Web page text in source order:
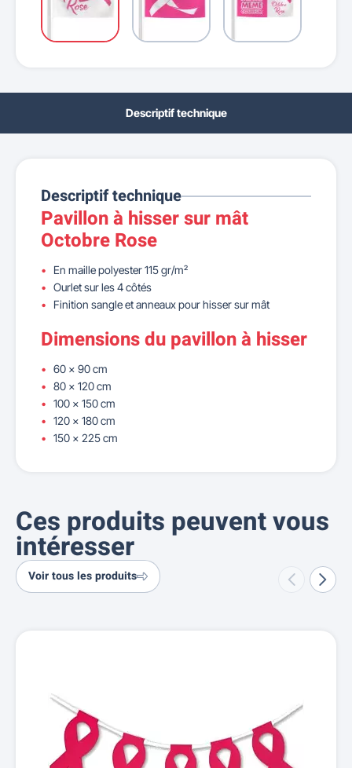
Descriptif technique
Descriptif technique
Pavillon à hisser sur mât
Octobre Rose
En maille polyester 115 gr/m²
Ourlet sur les 4 côtés
Finition sangle et anneaux pour hisser sur mât
Dimensions du pavillon à hisser
60 x 90 cm
80 x 120 cm
100 x 150 cm
120 x 180 cm
150 x 225 cm
Ces produits peuvent vous
intéresser
Voir tous les produits